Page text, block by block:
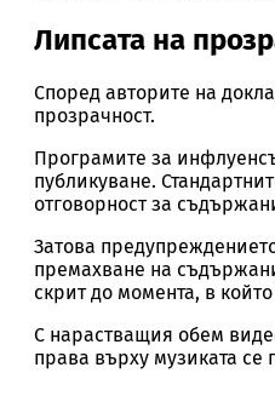
Липсата на
Според авторите на
прозрачност.
Програмите за
публикуване.
отговорност за
Затова
премахване на
скрит до момента, в
С нарастващия обем
права върху музиката